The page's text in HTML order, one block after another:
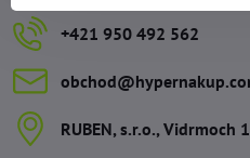
+421 950 492 562
RUBEN, s​.r​.o​., Vidrmoch